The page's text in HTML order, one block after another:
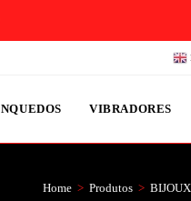
VIBRADORES
Home > Produtos >